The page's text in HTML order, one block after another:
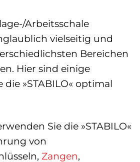
Arbeitsschale
vielseitig und
Bereichen
Hier sind einige
die »STABILO« optimal
Sie die »STABILO«
von
Zangen,